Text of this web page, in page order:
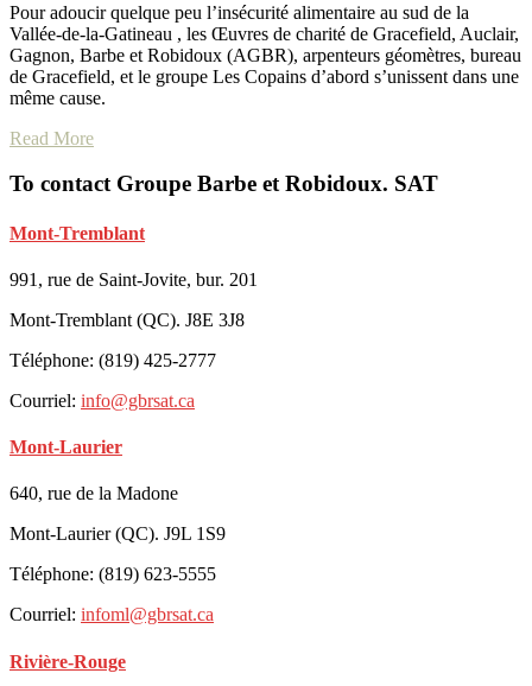
Pour adoucir quelque peu l’insécurité alimentaire au sud de la
Vallée-de-la-Gatineau , les Œuvres de charité de Gracefield, Auclair,
Gagnon, Barbe et Robidoux (AGBR), arpenteurs géomètres, bureau
de Gracefield, et le groupe Les Copains d’abord s’unissent dans une
même cause.
Read More
To contact Groupe Barbe et Robidoux. SAT
Mont-Tremblant
991, rue de Saint-Jovite, bur. 201
Mont-Tremblant (QC). J8E 3J8
Téléphone: (819) 425-2777
Courriel: info@gbrsat.ca
Mont-Laurier
640, rue de la Madone
Mont-Laurier (QC). J9L 1S9
Téléphone: (819) 623-5555
Courriel: infoml@gbrsat.ca
Rivière-Rouge